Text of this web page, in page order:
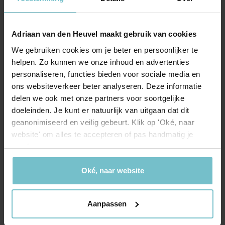
Adriaan van den Heuvel maakt gebruik van cookies
We gebruiken cookies om je beter en persoonlijker te
helpen. Zo kunnen we onze inhoud en advertenties
personaliseren, functies bieden voor sociale media en
ons websiteverkeer beter analyseren. Deze informatie
delen we ook met onze partners voor soortgelijke
doeleinden. Je kunt er natuurlijk van uitgaan dat dit
geanonimiseerd en veilig gebeurt. Klik op 'Oké, naar
website' om alles te accepteren of pas handmatig je
voorkeuren aan.
Oké, naar website
Aanpassen
SLAAPKAMERS:
Ook deze kamer is ruim en heeft een grote raampartij. Op
de vloer ligt dezelfde fraaie laminaat als op de
ouderslaapkamer en ook hier een handige ingebouwde
De derde slaapkamer ligt ook aan de achterzijde van de
woning, heeft dezelfde fraaie vloer en is lekker licht. Nu in
gebruik als werkkamer, maar is zeker ook geschikt als een
slaapkamer, logeerkamer, hobbykamer – vul maar in!
Wat een riante badkamer! De volledig betegelde badkamer
thermostaatkraan en douchegelegenheid, een hangtoilet
en een groot badmeubel met twee wastafels, spiegels en
Energie
Energielabel C
Isolatie Dakisolatie, Muurisolatie, HR Glas
Verwarming CV Ketel
Warm water CV Ketel
CV Ketel
Brandstof Gas
Kadastrale gegevens
Gestel B 2113